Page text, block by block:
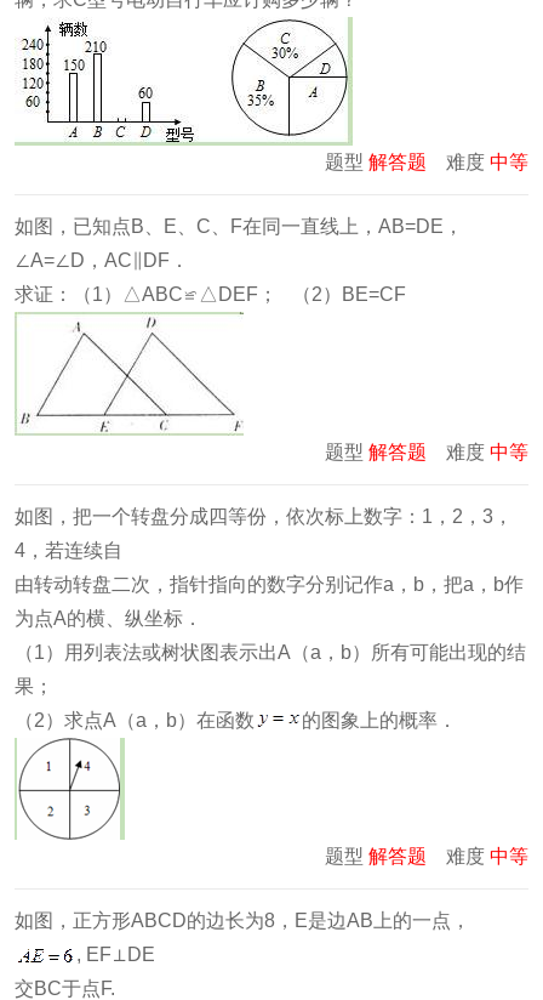
题型 解答题 难度 中等
如图，已知点B、E、C、F在同一直线上，AB=DE，
∠A=∠D，AC∥DF．
求证：（1）△ABC≌△DEF； （2）BE=CF
题型 解答题 难度 中等
如图，把一个转盘分成四等份，依次标上数字：1，2，3，
4，若连续自
由转动转盘二次，指针指向的数字分别记作a，b，把a，b作
为点A的横、纵坐标．
（1）用列表法或树状图表示出A（a，b）所有可能出现的结
果；
（2）求点A（a，b）在函数
的图象上的概率．
题型 解答题 难度 中等
如图，正方形ABCD的边长为8，E是边AB上的一点，
, EF⊥DE
交BC于点F.